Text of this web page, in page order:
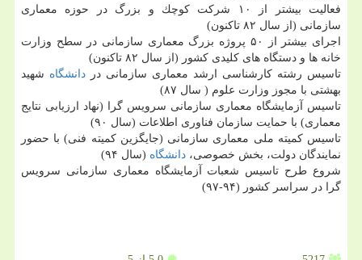
فعالیت بیشتر از ۱۰ شركت كوچك و بزرگ در حوزه معماری
سازمانی (از سال ۸۲ تاكنون)
اجرای بیشتر از ۵۰ پروژه بزرگ معماری سازمانی در سطح وزارت
خانه ها و دستگاه های كلیدی كشور (از سال ۸۲ تاكنون)
تاسیس رشته كارشناسی ارشد معماری سازمانی در دانشگاه شهید
بهشتی با مجوز وزارت علوم ( سال ۸۷)
تاسیس آزمایشگاه معماری سازمانی سرویس گرا (نهاد ارزیابی نتایج
معماری) با حمایت سازمان فناوری اطلاعات (سال ۹۰)
تاسیس كمیته ملی معماری سازمانی (جایگزین كمیته فنی) با حضور
نمایندگان دولت، بخش خصوصی، دانشگاه (سال ۹۴)
شروع طرح تاسیس شعبات آزمایشگاه معماری سازمانی سرویس
گرا در سراسر كشور (۹۴-۹۷)